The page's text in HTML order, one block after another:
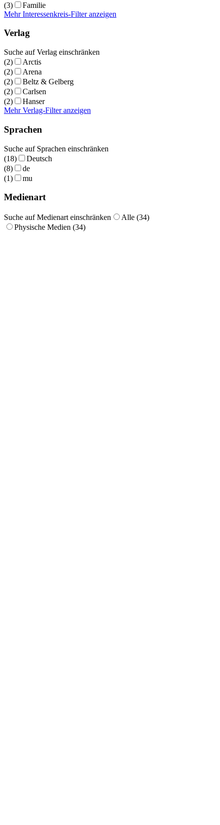
(3)
Familie
Mehr Interessenkreis-Filter anzeigen
Verlag
Suche auf Verlag einschränken
(2)
Arctis
(2)
Arena
(2)
Beltz & Gelberg
(2)
Carlsen
(2)
Hanser
Mehr Verlag-Filter anzeigen
Sprachen
Suche auf Sprachen einschränken
(18)
Deutsch
(8)
de
(1)
mu
Medienart
Suche auf Medienart einschränken
Alle (34)
Physische Medien (34)